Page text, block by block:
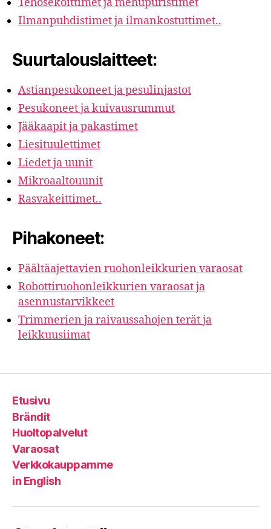
Ilmanpuhdistimet ja ilmankostuttimet..
Suurtalouslaitteet:
Astianpesukoneet ja pesulinjastot
Pesukoneet ja kuivausrummut
Jääkaapit ja pakastimet
Liesituulettimet
Liedet ja uunit
Mikroaaltouunit
Rasvakeittimet..
Pihakoneet:
Päältäajettavien ruohonleikkurien varaosat
Robottiruohonleikkurien varaosat ja
asennustarvikkeet
Trimmerien ja raivaussahojen terät ja
leikkuusiimat
Etusivu
Brändit
Huoltopalvelut
Varaosat
Verkkokauppamme
in English